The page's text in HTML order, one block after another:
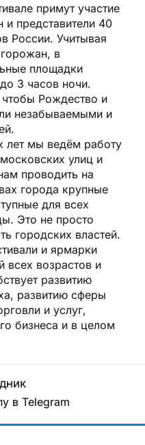
примут участие
и представители 40
России. Учитывая
в
площадки
3 часов ночи.
Рождество и
незабываемыми и
лет мы ведём работу
улиц и
проводить на
города крупные
для всех
Это не просто
городских властей.
и ярмарки
возрастов и
развитию
развитию сферы
и услуг,
бизнеса и в целом
в Telegram